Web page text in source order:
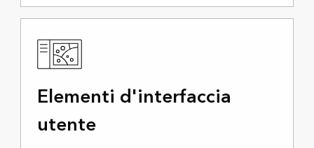
Elementi d'interfaccia
utente